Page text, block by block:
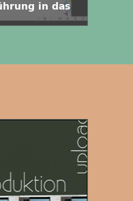
in das